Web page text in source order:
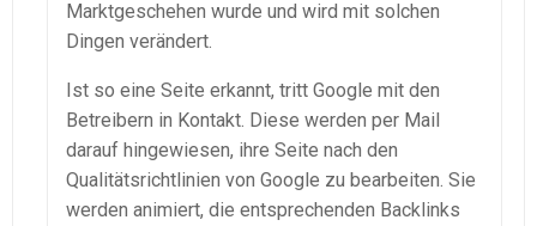
Marktgeschehen wurde und wird mit solchen
Dingen verändert.
Ist so eine Seite erkannt, tritt Google mit den
Betreibern in Kontakt. Diese werden per Mail
darauf hingewiesen, ihre Seite nach den
Qualitätsrichtlinien von Google zu bearbeiten. Sie
werden animiert, die entsprechenden Backlinks